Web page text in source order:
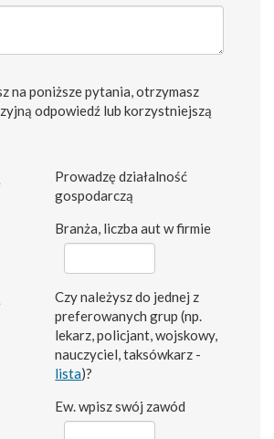
na poniższe pytania, otrzymasz
odpowiedź lub korzystniejszą
Prowadzę działalność
gospodarczą
Branża, liczba aut w firmie
Czy należysz do jednej z
preferowanych grup (np.
lekarz, policjant, wojskowy,
nauczyciel, taksówkarz -
lista)?
Ew. wpisz swój zawód